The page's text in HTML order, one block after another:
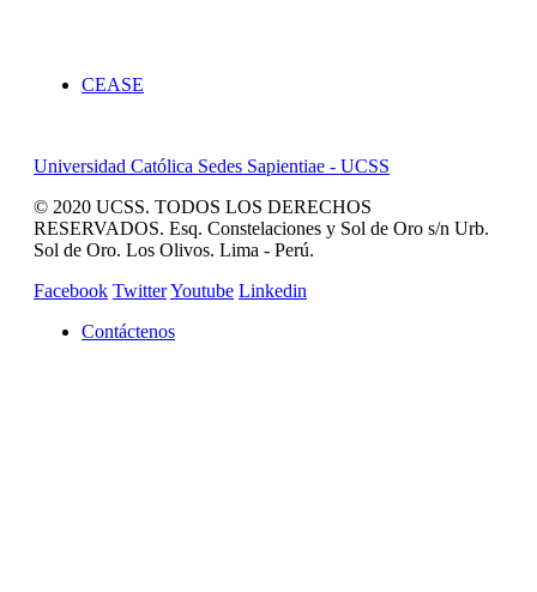
CEASE
Universidad Católica Sedes Sapientiae - UCSS
© 2020 UCSS. TODOS LOS DERECHOS
RESERVADOS. Esq. Constelaciones y Sol de Oro s/n Urb.
Sol de Oro. Los Olivos. Lima - Perú.
Facebook TwitterYoutube Linkedin
Contáctenos